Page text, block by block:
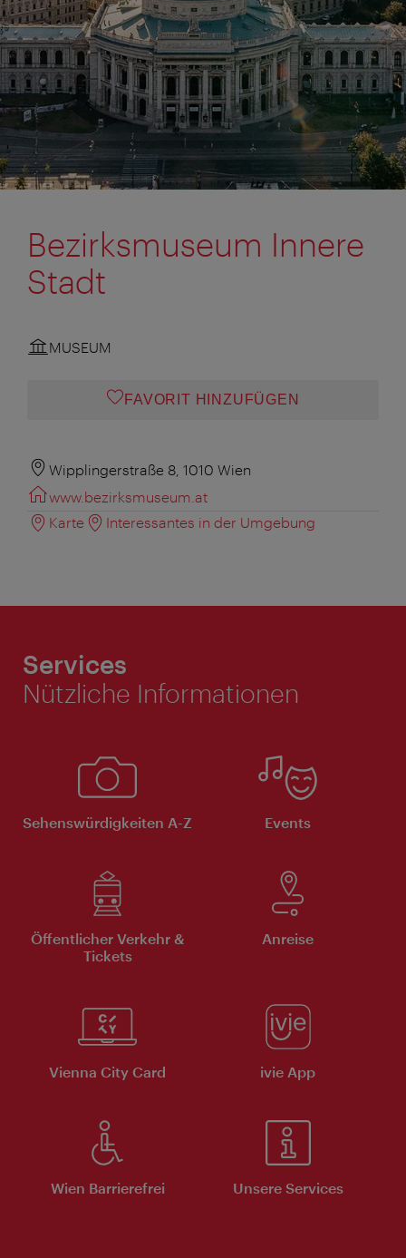
Bezirksmuseum Innere
Stadt
MUSEUM
FAVORIT HINZUFÜGEN
Wipplingerstraße 8, 1010 Wien
www.bezirksmuseum.at
Karte
Interessantes in der Umgebung
Services
Nützliche Informationen
Sehenswürdigkeiten A-Z Events
Öffentlicher Verkehr &
Tickets
Anreise
Vienna City Card ivie App
Wien Barrierefrei Unsere Services